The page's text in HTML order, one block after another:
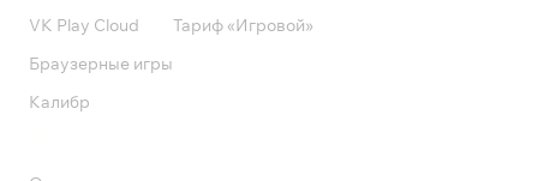
VK Play Cloud
Браузерные игры
Калибр
Тариф «Игровой»